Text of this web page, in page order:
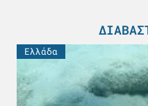
Ελλάδα